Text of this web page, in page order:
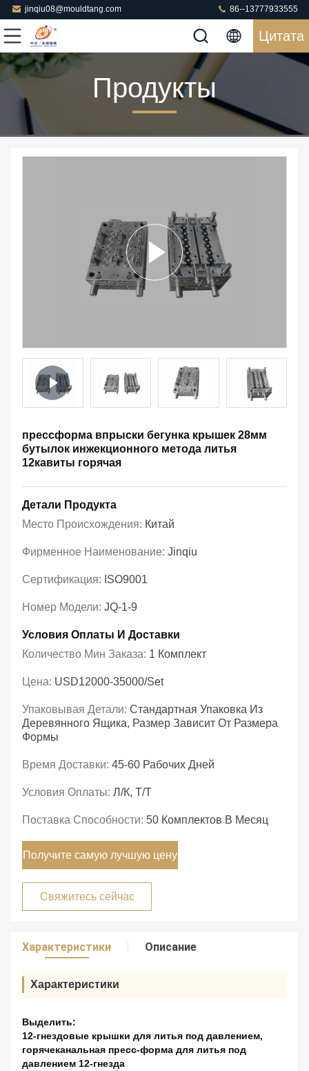
jinqiu08@mouldtang.com 86--13777933555
Цитата
Продукты
прессформа впрыски бегунка крышек 28мм
бутылок инжекционного метода литья
12кавиты горячая
Детали Продукта
Место Происхождения: Китай
Фирменное Наименование: Jinqiu
Сертификация: ISO9001
Номер Модели: JQ-1-9
Условия Оплаты И Доставки
Количество Мин Заказа: 1 Комплект
Цена: USD12000-35000/set
Упаковывая Детали: Стандартная Упаковка Из
Деревянного Ящика, Размер Зависит От Размера
Формы
Время Доставки: 45-60 Рабочих Дней
Условия Оплаты: Л/К, Т/Т
Поставка Способности: 50 Комплектов В Месяц
Получите самую лучшую цену
Свяжитесь сейчас
Характеристики Описание
Характеристики
Выделить:
12-гнездовые крышки для литья под давлением,
горячеканальная пресс-форма для литья под
давлением 12-гнезда